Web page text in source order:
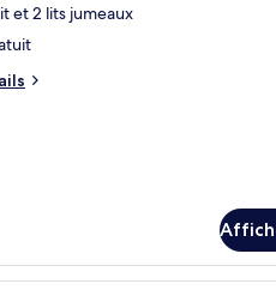
et 2 lits jumeaux